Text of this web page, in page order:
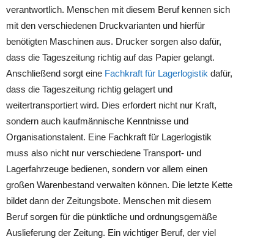
verantwortlich. Menschen mit diesem Beruf kennen sich
mit den verschiedenen Druckvarianten und hierfür
benötigten Maschinen aus. Drucker sorgen also dafür,
dass die Tageszeitung richtig auf das Papier gelangt.
Anschließend sorgt eine Fachkraft für Lagerlogistik dafür,
dass die Tageszeitung richtig gelagert und
weitertransportiert wird. Dies erfordert nicht nur Kraft,
sondern auch kaufmännische Kenntnisse und
Organisationstalent. Eine Fachkraft für Lagerlogistik
muss also nicht nur verschiedene Transport- und
Lagerfahrzeuge bedienen, sondern vor allem einen
großen Warenbestand verwalten können. Die letzte Kette
bildet dann der Zeitungsbote. Menschen mit diesem
Beruf sorgen für die pünktliche und ordnungsgemäße
Auslieferung der Zeitung. Ein wichtiger Beruf, der viel